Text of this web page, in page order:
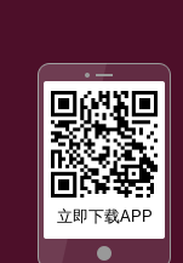
立即下载APP